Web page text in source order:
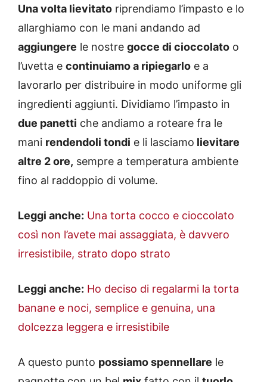
Una volta lievitato riprendiamo l’impasto e lo
allarghiamo con le mani andando ad
aggiungere le nostre gocce di cioccolato o
l’uvetta e continuiamo a ripiegarlo e a
lavorarlo per distribuire in modo uniforme gli
ingredienti aggiunti. Dividiamo l’impasto in
due panetti che andiamo a roteare fra le
mani rendendoli tondi e li lasciamo lievitare
altre 2 ore, sempre a temperatura ambiente
fino al raddoppio di volume.
Leggi anche: Una torta cocco e cioccolato
così non l’avete mai assaggiata, è davvero
irresistibile, strato dopo strato
Leggi anche: Ho deciso di regalarmi la torta
banane e noci, semplice e genuina, una
dolcezza leggera e irresistibile
A questo punto possiamo spennellare le